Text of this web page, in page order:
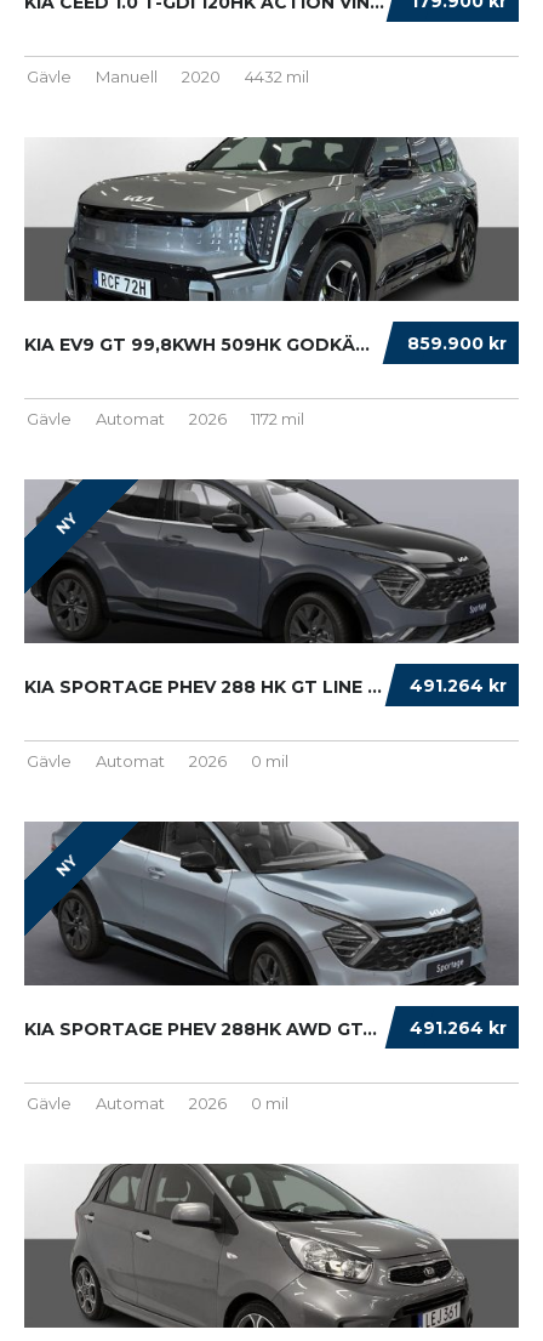
Gävle Manuell 2020 4432 mil
859.900 kr
KIA EV9 GT 99,8KWH 509HK GODKÄND VINTER DÄ ...
Gävle Automat 2026 1172 mil
NY
491.264 kr
KIA SPORTAGE PHEV 288 HK GT LINE INK VINTERH...
Gävle Automat 2026 0 mil
NY
491.264 kr
KIA SPORTAGE PHEV 288HK AWD GT-LINE INK. VIN...
Gävle Automat 2026 0 mil